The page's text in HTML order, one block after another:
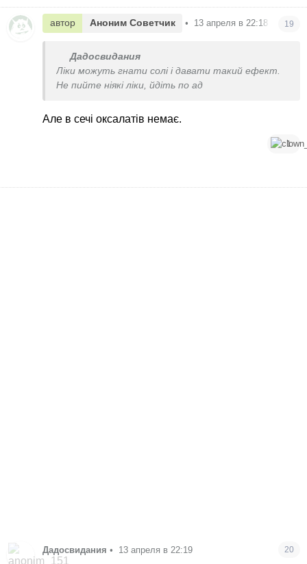
автор Аноним Советчик • 13 апреля в 22:18 19
Дадосвидания
Ліки можуть гнати солі і давати такий ефект.
Не пийте ніякі ліки, йдіть по ад
Але в сечі оксалатів немає.
1
Дадосвидания • 13 апреля в 22:19 20